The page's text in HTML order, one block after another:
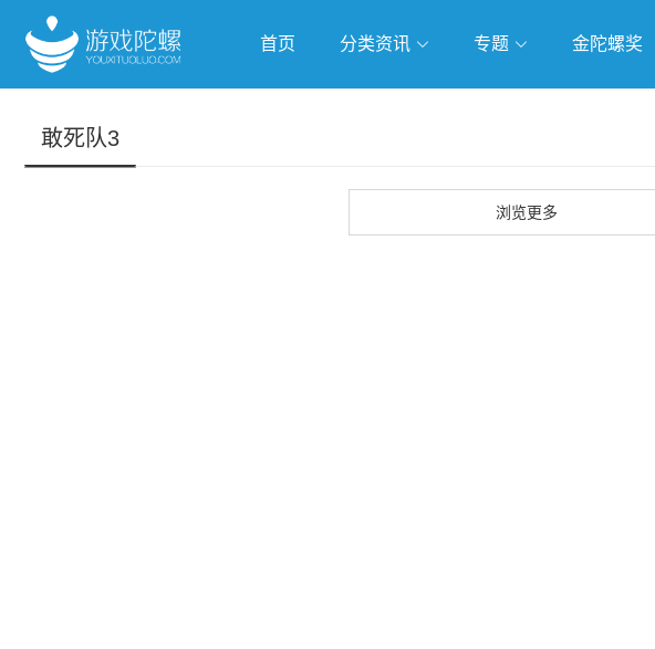
首页 分类资讯 专题 金陀螺奖
敢死队3
浏览更多